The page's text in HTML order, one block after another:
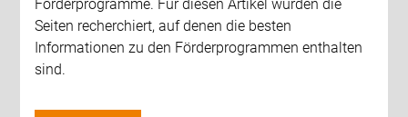
Förderprogramme. Für diesen Artikel wurden die
Seiten recherchiert, auf denen die besten
Informationen zu den Förderprogrammen enthalten
sind.